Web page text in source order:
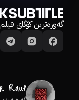
گەورەترین کۆگای